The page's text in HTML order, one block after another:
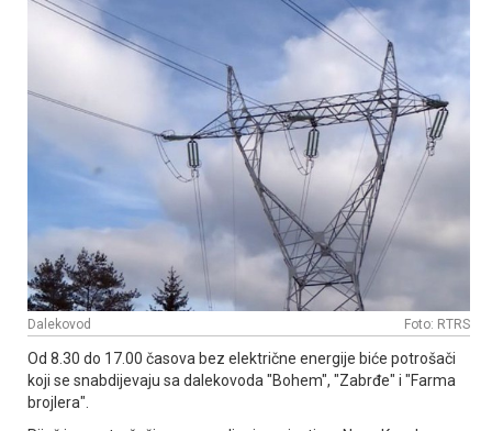
Dalekovod Foto: RTRS
Od 8.30 do 17.00 časova bez električne energije biće potrošači
koji se snabdijevaju sa dalekovoda "Bohem", "Zabrđe" i "Farma
brojlera".